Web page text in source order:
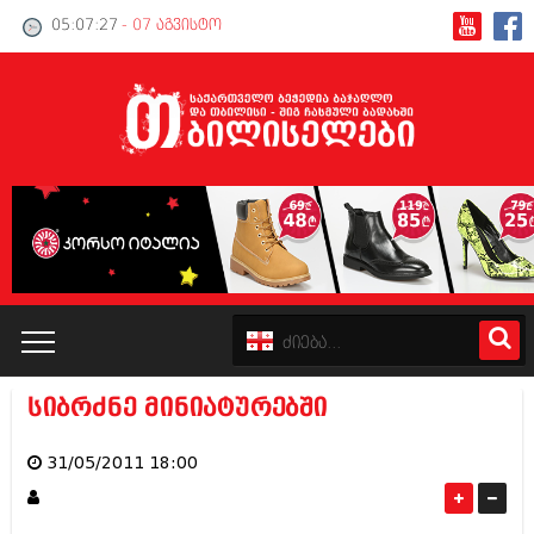
05:07:27 - 07 აგვისტო
კატალოგი
სიბრძნე მინიატურებში
31/05/2011 18:00